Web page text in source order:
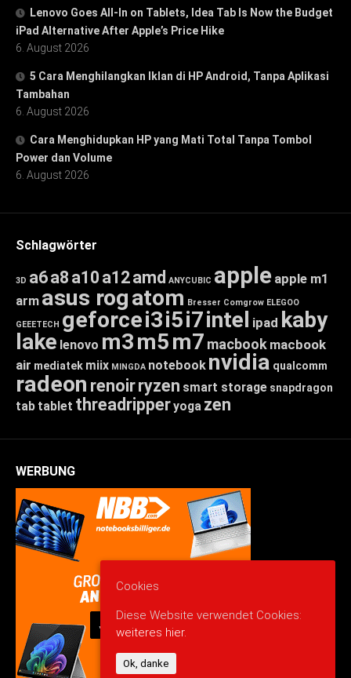
Lenovo Goes All-In on Tablets, Idea Tab Is Now the Budget
iPad Alternative After Apple’s Price Hike
6. August 2026
5 Cara Menghilangkan Iklan di HP Android, Tanpa Aplikasi
Tambahan
6. August 2026
Cara Menghidupkan HP yang Mati Total Tanpa Tombol
Power dan Volume
6. August 2026
Schlagwörter
3D a6a8 a10 a12amd ANYCUBIC apple apple m1
arm asus rogatom Bresser Comgrow ELEGOO
GEEETECH geforcei3i5i7intel ipad kaby
lake lenovo m3m5m7 macbook macbook
air mediatek miix MINGDA notebook nvidia qualcomm
radeon renoirryzen smart storage snapdragon
tab tablet threadripperyoga zen
WERBUNG
Cookies
Diese Website verwendet Cookies:
weiteres hier.
Ok, danke